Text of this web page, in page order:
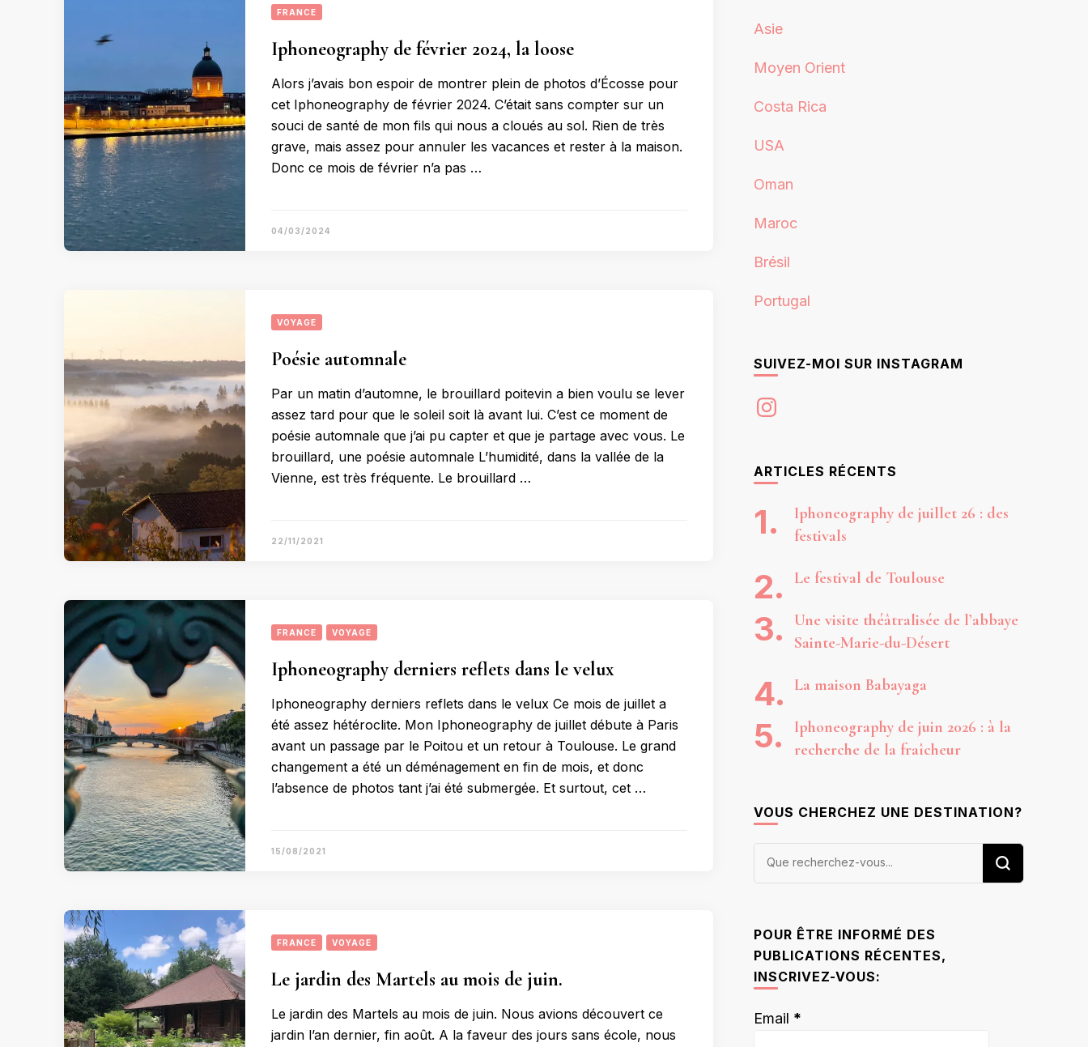
FRANCE
Iphoneography de février 2024, la loose
Alors j’avais bon espoir de montrer plein de photos d’Écosse pour
cet Iphoneography de février 2024. C’était sans compter sur un
souci de santé de mon fils qui nous a cloués au sol. Rien de très
grave, mais assez pour annuler les vacances et rester à la maison.
Donc ce mois de février n’a pas …
04/03/2024
VOYAGE
Poésie automnale
Par un matin d’automne, le brouillard poitevin a bien voulu se lever
assez tard pour que le soleil soit là avant lui. C’est ce moment de
poésie automnale que j’ai pu capter et que je partage avec vous. Le
brouillard, une poésie automnale L’humidité, dans la vallée de la
Vienne, est très fréquente. Le brouillard …
22/11/2021
FRANCE VOYAGE
Iphoneography derniers reflets dans le velux
Iphoneography derniers reflets dans le velux Ce mois de juillet a
été assez hétéroclite. Mon Iphoneography de juillet débute à Paris
avant un passage par le Poitou et un retour à Toulouse. Le grand
changement a été un déménagement en fin de mois, et donc
l’absence de photos tant j’ai été submergée. Et surtout, cet …
15/08/2021
FRANCE VOYAGE
Le jardin des Martels au mois de juin.
Le jardin des Martels au mois de juin. Nous avions découvert ce
jardin l’an dernier, fin août. A la faveur des jours sans école, nous
Asie
Moyen Orient
Costa Rica
USA
Oman
Maroc
Brésil
Portugal
SUIVEZ-MOI SUR INSTAGRAM
Instagram
ARTICLES RÉCENTS
Iphoneography de juillet 26 : des
festivals
Le festival de Toulouse
Une visite théâtralisée de l’abbaye
Sainte-Marie-du-Désert
La maison Babayaga
Iphoneography de juin 2026 : à la
recherche de la fraîcheur
VOUS CHERCHEZ UNE DESTINATION?
Vous
POUR ÊTRE INFORMÉ DES
PUBLICATIONS RÉCENTES,
INSCRIVEZ-VOUS:
Email *